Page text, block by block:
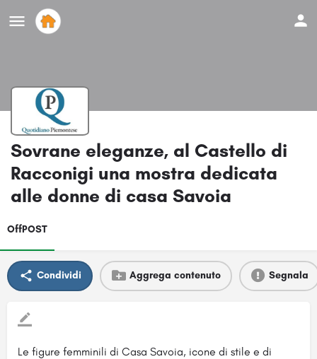
Sovrane eleganze, al Castello di
Racconigi una mostra dedicata
alle donne di casa Savoia
OffPOST
Condividi Aggrega contenuto Segnala
Le figure femminili di Casa Savoia, icone di stile e di